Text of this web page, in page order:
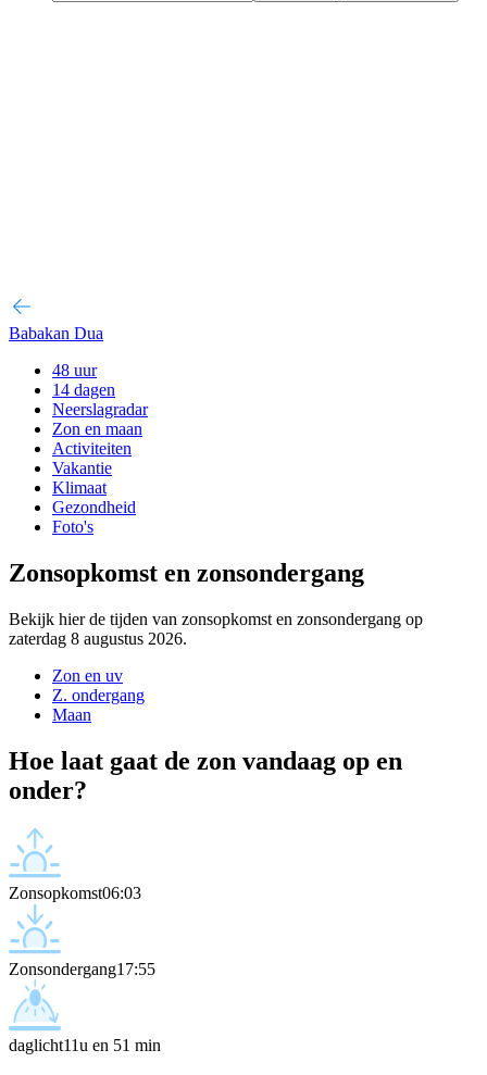
Babakan Dua
48 uur
14 dagen
Neerslagradar
Zon en maan
Activiteiten
Vakantie
Klimaat
Gezondheid
Foto's
Zonsopkomst en zonsondergang
Bekijk hier de tijden van zonsopkomst en zonsondergang op
zaterdag 8 augustus 2026.
Zon en uv
Z. ondergang
Maan
Hoe laat gaat de zon vandaag op en
onder?
Zonsopkomst06:03
Zonsondergang17:55
daglicht11u en 51 min